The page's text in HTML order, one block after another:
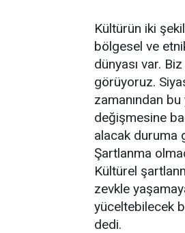
Kültürün iki
bölgesel ve
dünyası var.
görüyoruz.
zamanından
değişmesine
alacak duruma
Şartlanma
Kültürel
zevkle
yüceltebilecek
dedi.